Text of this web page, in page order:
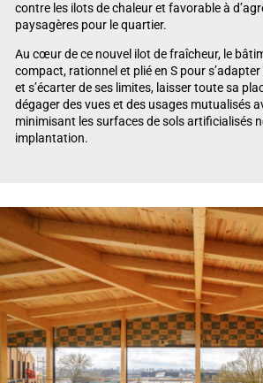
contre les ilots de chaleur et favorable à
paysagères pour le quartier.
Au cœur de ce nouvel ilot de fraîcheur, le
compact, rationnel et plié en S pour
et s’écarter de ses limites, laisser toute sa
dégager des vues et des usages mutualisés
minimisant les surfaces de sols artificialisés
implantation.